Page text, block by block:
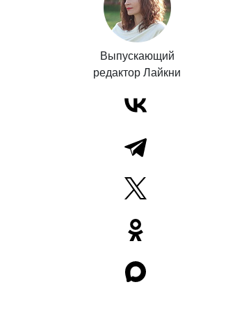
Выпускающий
редактор Лайкни